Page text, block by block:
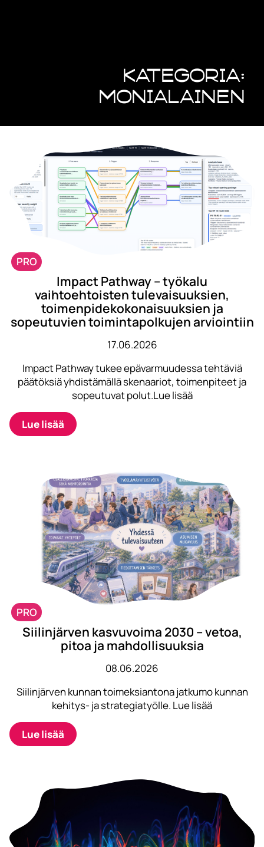
Kategoria:
Monialainen
PRO
Impact Pathway – työkalu
vaihtoehtoisten tulevaisuuksien,
toimenpidekokonaisuuksien ja
sopeutuvien toimintapolkujen arviointiin
17.06.2026
Impact Pathway tukee epävarmuudessa tehtäviä
päätöksiä yhdistämällä skenaariot, toimenpiteet ja
sopeutuvat polut.Lue lisää
Lue lisää
PRO
Siilinjärven kasvuvoima 2030 – vetoa,
pitoa ja mahdollisuuksia
08.06.2026
Siilinjärven kunnan toimeksiantona jatkumo kunnan
kehitys- ja strategiatyölle. Lue lisää
Lue lisää